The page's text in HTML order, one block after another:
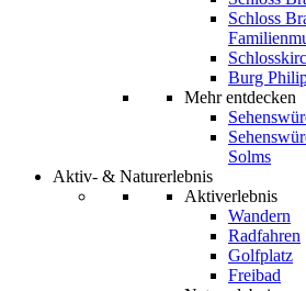
Schloss
Burg
Mehr entdecken
Solms
Aktiv- & Naturerlebnis
Aktiverlebnis
Wandern
Radfahren
Golfplatz
Freibad